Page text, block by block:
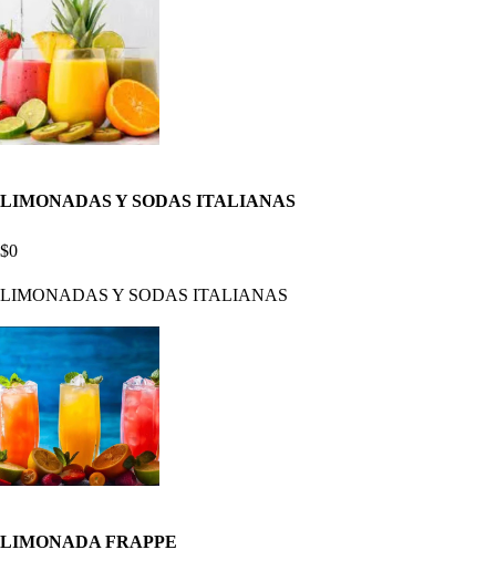
LIMONADAS Y SODAS ITALIANAS
$0
LIMONADAS Y SODAS ITALIANAS
LIMONADA FRAPPE